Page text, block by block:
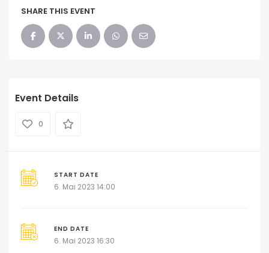
SHARE THIS EVENT
Event Details
0
START DATE
6. Mai 2023 14:00
END DATE
6. Mai 2023 16:30